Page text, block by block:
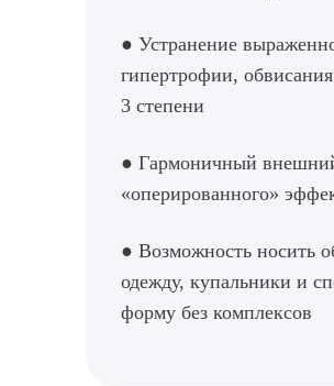
● Устранение
гипертрофии,
3 степени
● Гармоничный
«оперированного»
● Возможность носить
одежду, купальники и
форму без комплексов